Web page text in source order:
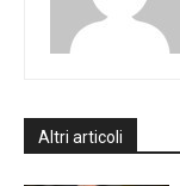
Altri articoli